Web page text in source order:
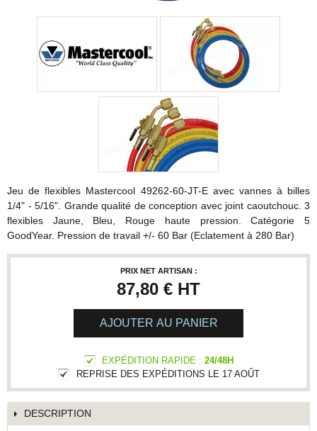
Jeu de flexibles Mastercool 49262-60-JT-E avec vannes à billes
1/4" - 5/16". Grande qualité de conception avec joint caoutchouc. 3
flexibles Jaune, Bleu, Rouge haute pression. Catégorie 5
GoodYear. Pression de travail +/- 60 Bar (Eclatement à 280 Bar)
PRIX NET ARTISAN :
87,80 € HT
AJOUTER AU PANIER
EXPÉDITION RAPIDE : 24/48H
REPRISE DES EXPÉDITIONS LE 17 AOÛT
DESCRIPTION